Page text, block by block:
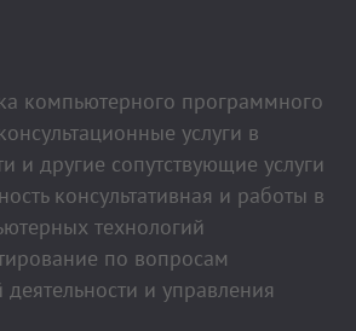
компьютерного программного
услуги в
и другие сопутствующие услуги
консультативная и работы в
технологий
по вопросам
и управления